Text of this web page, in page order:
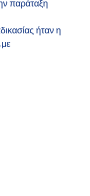
παράταξη
ήταν η